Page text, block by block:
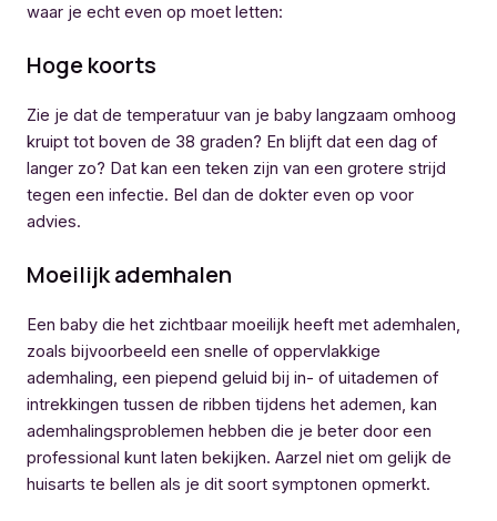
waar je echt even op moet letten:
Hoge koorts
Zie je dat de temperatuur van je baby langzaam omhoog
kruipt tot boven de 38 graden? En blijft dat een dag of
langer zo? Dat kan een teken zijn van een grotere strijd
tegen een infectie. Bel dan de dokter even op voor
advies.
Moeilijk ademhalen
Een baby die het zichtbaar moeilijk heeft met ademhalen,
zoals bijvoorbeeld een snelle of oppervlakkige
ademhaling, een piepend geluid bij in- of uitademen of
intrekkingen tussen de ribben tijdens het ademen, kan
ademhalingsproblemen hebben die je beter door een
professional kunt laten bekijken. Aarzel niet om gelijk de
huisarts te bellen als je dit soort symptonen opmerkt.